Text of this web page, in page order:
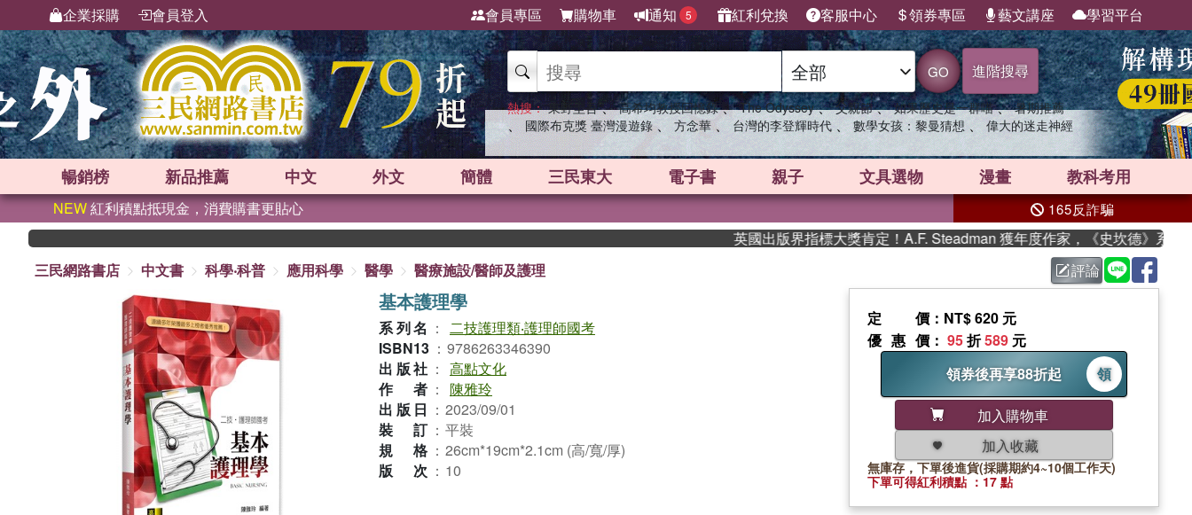
企業採購 會員登入 會員專區 購物車 通知 5 紅利兌換 客服中心 領券專區 藝文講座 學習平台
GO 進階搜尋
熱搜： 東野圭吾 、 高希均教授回憶錄 、 The Odyssey 、 父親節 、 如果歷史是一群喵 、 暑期推薦
、 國際布克獎 臺灣漫遊錄 、 方念華 、 台灣的李登輝時代 、 數學女孩：黎曼猜想 、 偉大的迷走神經
暢銷榜 新品推薦 中文 外文 簡體 三民東大 電子書 親子 文具選物 漫畫 教科考用
NEW紅利積點抵現金，消費購書更貼心 165反詐騙
英國出版界指標大獎肯定！A.F. Steadman 獲年度作家，《史坎德》系列帶你
三民網路書店
中文書 科學‧科普 應用科學 醫學 醫療施設/醫師及護理 評論
基本護理學
系列名 ： 二技護理類‧護理師國考
ISBN13 ： 9786263346390
出版社 ： 高點文化
作者 ： 陳雅玲
出版日 ： 2023/09/01
裝訂 ： 平裝
規格 ： 26cm*19cm*2.1cm (高/寬/厚)
版次 ： 10
定價 ：NT$ 620 元
優惠價 ： 95折589 元
領券後再享88折起
領
加入購物車
加入收藏
無庫存，下單後進貨(採購期約4~10個工作天)
下單可得紅利積點 ：17 點